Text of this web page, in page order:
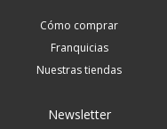
Cómo comprar
Franquicias
Nuestras tiendas
Newsletter